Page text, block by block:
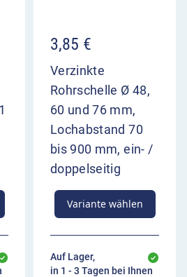
3,85 €
Verzinkte
Rohrschelle Ø 48,
60 und 76 mm,
Lochabstand 70
bis 900 mm, ein- /
doppelseitig
Variante wählen
Auf Lager,
in 1 - 3 Tagen bei Ihnen